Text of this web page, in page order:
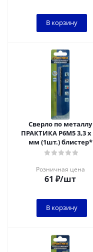
В корзину
Сверло по металлу
ПРАКТИКА Р6М5 3,3 х 65
мм (1шт.) блистер*
Розничная цена
61 ₽/шт
В корзину